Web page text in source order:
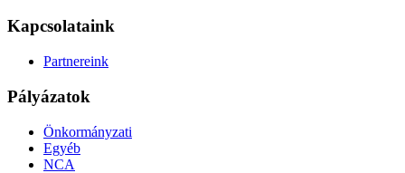
Kapcsolataink
Partnereink
Pályázatok
Önkormányzati
Egyéb
NCA